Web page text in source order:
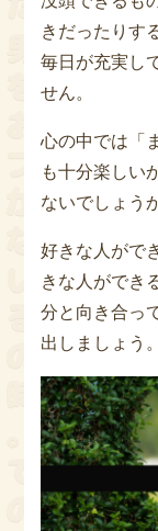
きだったりす
毎日が充実し
せん。
心の中では「
も十分楽しい
ないでしょう
好きな人がで
きな人ができ
分と向き合っ
出しましょう。